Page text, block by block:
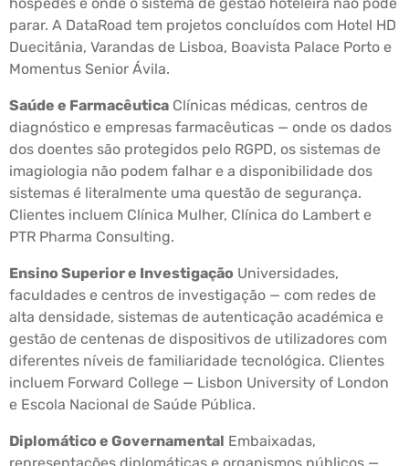
parar. A DataRoad tem projetos concluídos com Hotel HD
Duecitânia, Varandas de Lisboa, Boavista Palace Porto e
Momentus Senior Ávila.
Saúde e Farmacêutica Clínicas médicas, centros de
diagnóstico e empresas farmacêuticas — onde os dados
dos doentes são protegidos pelo RGPD, os sistemas de
imagiologia não podem falhar e a disponibilidade dos
sistemas é literalmente uma questão de segurança.
Clientes incluem Clínica Mulher, Clínica do Lambert e
PTR Pharma Consulting.
Ensino Superior e Investigação Universidades,
faculdades e centros de investigação — com redes de
alta densidade, sistemas de autenticação académica e
gestão de centenas de dispositivos de utilizadores com
diferentes níveis de familiaridade tecnológica. Clientes
incluem Forward College — Lisbon University of London
e Escola Nacional de Saúde Pública.
Diplomático e Governamental Embaixadas,